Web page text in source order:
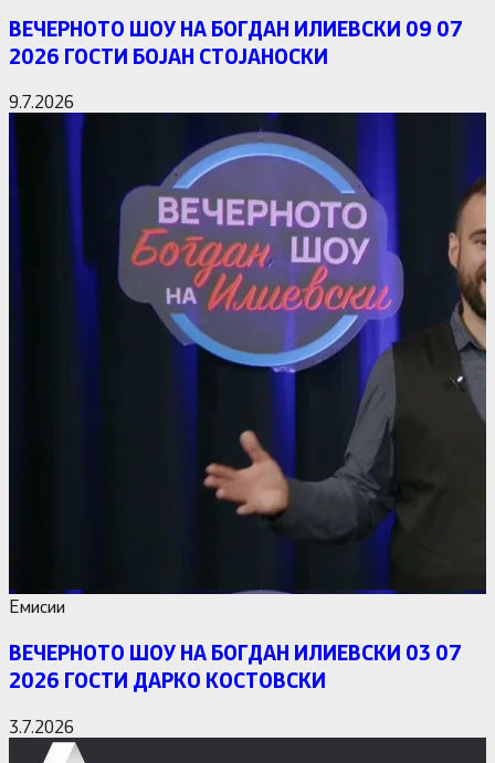
ВЕЧЕРНОТО ШОУ НА БОГДАН ИЛИЕВСКИ 09 07
2026 ГОСТИ БОЈАН СТОЈАНОСКИ
9.7.2026
Емисии
ВЕЧЕРНОТО ШОУ НА БОГДАН ИЛИЕВСКИ 03 07
2026 ГОСТИ ДАРКО КОСТОВСКИ
3.7.2026